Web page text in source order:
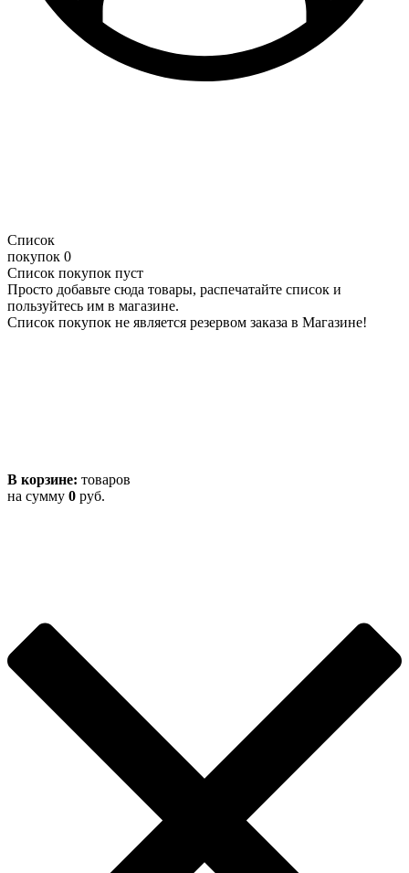
Список
покупок 0
Список покупок пуст
Просто добавьте сюда товары, распечатайте список и
пользуйтесь им в магазине.
Список покупок не является резервом заказа в Магазине!
В корзине: товаров
на сумму 0 руб.